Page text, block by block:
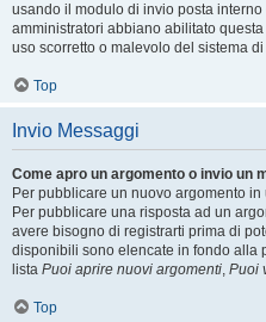
usando il modulo di invio posta
amministratori abbiano abilitato
uso scorretto o malevolo del sistema
Top
Invio Messaggi
Come apro un argomento o invio un
Per pubblicare un nuovo argomento in
Per pubblicare una risposta ad un
avere bisogno di registrarti prima di
disponibili sono elencate in fondo alla
lista Puoi aprire nuovi argomenti, Puoi
Top